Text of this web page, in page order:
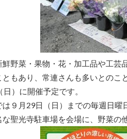
野菜・果物・花・加工品や工芸
もあり、常連さんも多いとのこ
）に開催予定です。
９月29日（日）までの毎週日曜
聖光寺駐車場を会場に、野菜の